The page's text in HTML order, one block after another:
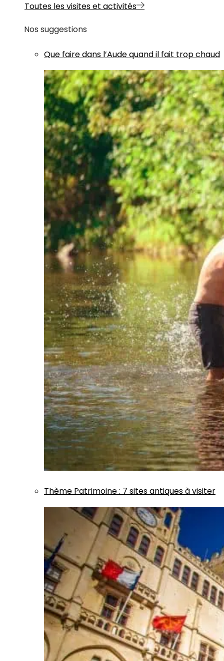
Toutes les visites et activités
Nos suggestions
Que faire dans l’Aude quand il fait trop chaud
Thème Patrimoine: 7 sites antiques à visiter